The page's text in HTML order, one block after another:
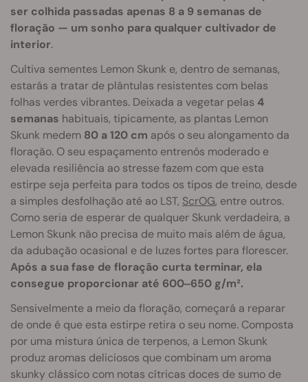
ser colhida passadas apenas 8 a 9 semanas de
floração — um sonho para qualquer cultivador de
interior.
Cultiva sementes Lemon Skunk e, dentro de semanas,
estarás a tratar de plântulas resistentes com belas
folhas verdes vibrantes. Deixada a vegetar pelas 4
semanas habituais, tipicamente, as plantas Lemon
Skunk medem 80 a 120 cm após o seu alongamento da
floração. O seu espaçamento entrenós moderado e
elevada resiliência ao stresse fazem com que esta
estirpe seja perfeita para todos os tipos de treino, desde
a simples desfolhação até ao LST, ScrOG, entre outros.
Como seria de esperar de qualquer Skunk verdadeira, a
Lemon Skunk não precisa de muito mais além de água,
da adubação ocasional e de luzes fortes para florescer.
Após a sua fase de floração curta terminar, ela
consegue proporcionar até 600‒650 g/m².
Sensivelmente a meio da floração, começará a reparar
de onde é que esta estirpe retira o seu nome. Composta
por uma mistura única de terpenos, a Lemon Skunk
produz aromas deliciosos que combinam um aroma
skunky clássico com notas cítricas doces de sumo de